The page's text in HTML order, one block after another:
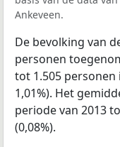
Ankeveen.
De bevolking van
personen
tot 1.505 personen
1,01%). Het
periode van 2013
(0,08%).